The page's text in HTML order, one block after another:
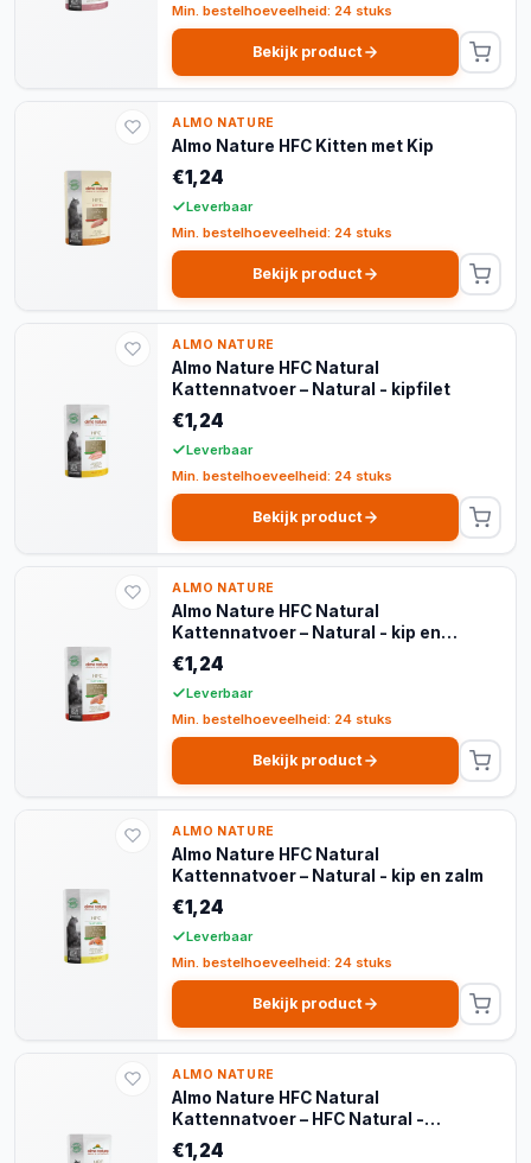
Min. bestelhoeveelheid: 24 stuks
Bekijk product
ALMO NATURE
Almo Nature HFC Kitten met Kip
€1,24
Leverbaar
Min. bestelhoeveelheid: 24 stuks
Bekijk product
ALMO NATURE
Almo Nature HFC Natural
Kattennatvoer – Natural - kipfilet
€1,24
Leverbaar
Min. bestelhoeveelheid: 24 stuks
Bekijk product
ALMO NATURE
Almo Nature HFC Natural
Kattennatvoer – Natural - kip en
garnalen
€1,24
Leverbaar
Min. bestelhoeveelheid: 24 stuks
Bekijk product
ALMO NATURE
Almo Nature HFC Natural
Kattennatvoer – Natural - kip en zalm
€1,24
Leverbaar
Min. bestelhoeveelheid: 24 stuks
Bekijk product
ALMO NATURE
Almo Nature HFC Natural
Kattennatvoer – HFC Natural -
kippenborst eendenfilet
€1,24